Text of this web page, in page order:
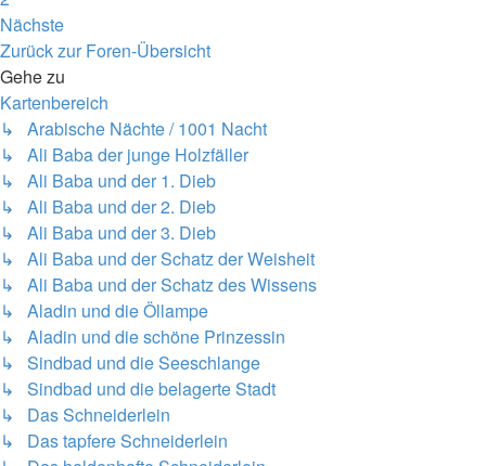
Nächste
Zurück zur Foren-Übersicht
Gehe zu
Kartenbereich
↳ Arabische Nächte / 1001 Nacht
↳ Ali Baba der junge Holzfäller
↳ Ali Baba und der 1. Dieb
↳ Ali Baba und der 2. Dieb
↳ Ali Baba und der 3. Dieb
↳ Ali Baba und der Schatz der Weisheit
↳ Ali Baba und der Schatz des Wissens
↳ Aladin und die Öllampe
↳ Aladin und die schöne Prinzessin
↳ Sindbad und die Seeschlange
↳ Sindbad und die belagerte Stadt
↳ Das Schneiderlein
↳ Das tapfere Schneiderlein